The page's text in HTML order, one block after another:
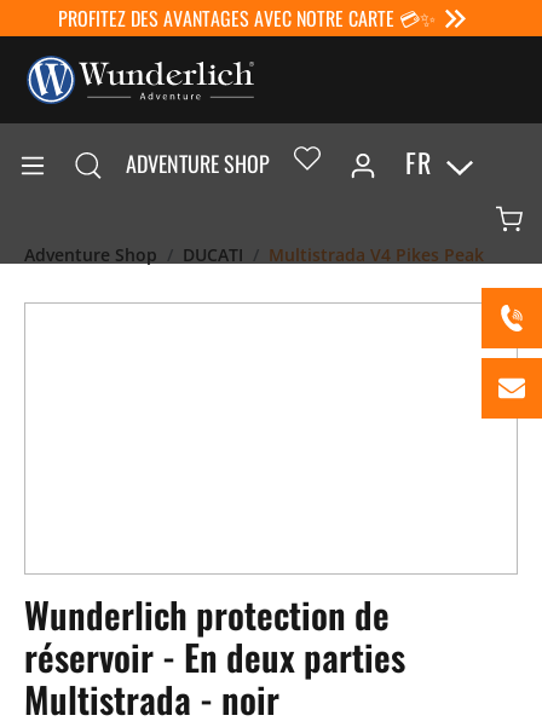
PROFITEZ DES AVANTAGES AVEC NOTRE CARTE 💳✨
ADVENTURE SHOP FR
Adventure Shop DUCATI Multistrada V4 Pikes Peak
Wunderlich protection de
réservoir - En deux parties
Multistrada - noir